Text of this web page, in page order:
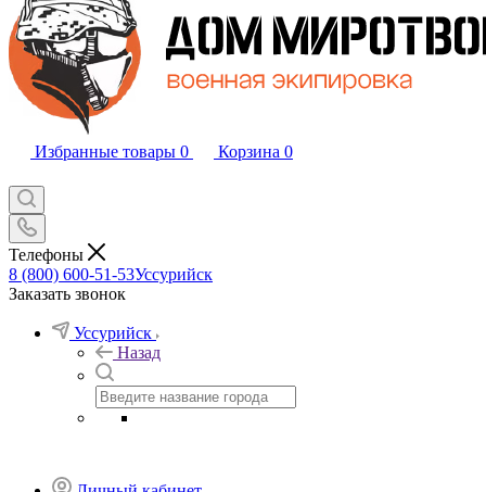
Избранные товары 0 Корзина 0
Телефоны
8 (800) 600-51-53Уссурийск
Заказать звонок
Уссурийск
Назад